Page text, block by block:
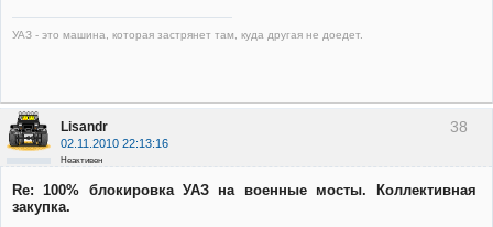
УАЗ - это машина, которая застрянет там, куда другая не доедет.
38
Lisandr
02.11.2010 22:13:16
Неактивен
Re: 100% блокировка УАЗ на военные мосты. Коллективная
закупка.